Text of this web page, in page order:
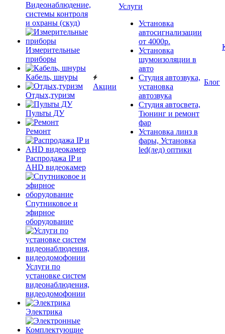
Видеонаблюдение,
системы контроля
и охраны (скуд)
Измерительные
приборы
Кабель, шнуры
Отдых,туризм
Пульты ДУ
Ремонт
Распродажа IP и
AHD видеокамер
Спутниковое и
эфирное
оборудование
Услуги по
установке систем
видеонаблюдения,
видеодомофонии
Электрика
Акции
Услуги
Установка
автосигнализации
от 4000р.
Установка
шумоизоляции в
авто
Студия автозвука,
установка
автозвука
Студия автосвета,
Тюнинг и ремонт
фар
Установка линз в
фары, Установка
led(лед) оптики
Блог